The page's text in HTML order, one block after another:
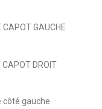
CAPOT GAUCHE
CAPOT DROIT
gauche.